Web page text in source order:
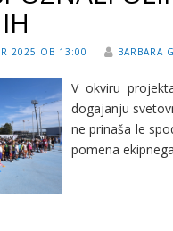
2025 OB 13:00 BARBARA
V okviru
dogajanju
ne prinaša le
pomena